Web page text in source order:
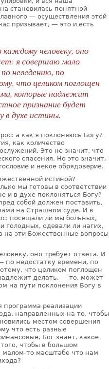
становилась понятной
— осуществления этой
призывает, — это и есть
человеку, оно
я совершаю мало
неведению, по
что целиком поглощен
которые надлежит
признание будет
в духе истины.
а как я поклоняюсь Богу?
как количество
Это не значит, что
спасения. Но это значит,
и некое обрядоверие.
истиной?
мы готовы в соответствии
и в духе поклоняться Богу?
собой должен поставить,
на Страшном суде. И в
посещали ли мы больных,
голодных, одевали ли нагих,
эти Божественные вопросы
оно требует ответа. И
по недостатку времени, по
что целиком поглощен
делать, — то, может
на пути поклонения Богу в
программа реализации
направленных на то, чтобы
местом совершения
что есть разные
Бог знает, какое
чтобы в большом
малом-то масштабе что нам